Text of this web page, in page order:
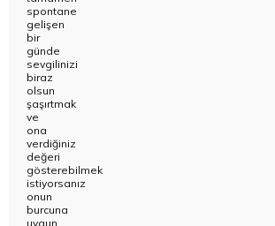
spontane
gelişen
bir
günde
sevgilinizi
biraz
olsun
şaşırtmak
ve
ona
verdiğiniz
değeri
gösterebilmek
istiyorsanız
onun
burcuna
uygun